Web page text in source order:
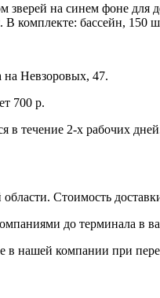
на синем фоне для
комплекте: бассейн,
Невзоровых, 47.
700 р.
в течение 2-х рабочих
Стоимость
до терминала в
нашей компании при